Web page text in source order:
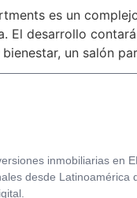
es un
El desarrollo
un salón
inmobiliarias en
desde Latinoamérica